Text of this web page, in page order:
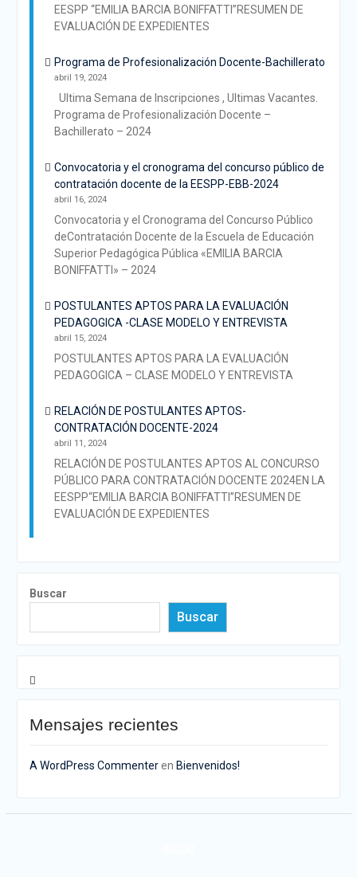
EESPP “EMILIA BARCIA BONIFFATTI”RESUMEN DE
EVALUACIÓN DE EXPEDIENTES
Programa de Profesionalización Docente-Bachillerato
abril 19, 2024
Ultima Semana de Inscripciones , Ultimas Vacantes.
Programa de Profesionalización Docente –
Bachillerato – 2024
Convocatoria y el cronograma del concurso público de
contratación docente de la EESPP-EBB-2024
abril 16, 2024
Convocatoria y el Cronograma del Concurso Público
deContratación Docente de la Escuela de Educación
Superior Pedagógica Pública «EMILIA BARCIA
BONIFFATTI» – 2024
POSTULANTES APTOS PARA LA EVALUACIÓN
PEDAGOGICA -CLASE MODELO Y ENTREVISTA
abril 15, 2024
POSTULANTES APTOS PARA LA EVALUACIÓN
PEDAGOGICA – CLASE MODELO Y ENTREVISTA
RELACIÓN DE POSTULANTES APTOS-
CONTRATACIÓN DOCENTE-2024
abril 11, 2024
RELACIÓN DE POSTULANTES APTOS AL CONCURSO
PÚBLICO PARA CONTRATACIÓN DOCENTE 2024EN LA
EESPP“EMILIA BARCIA BONIFFATTI”RESUMEN DE
EVALUACIÓN DE EXPEDIENTES
Buscar
Buscar
Mensajes recientes
A WordPress Commenteren Bienvenidos!